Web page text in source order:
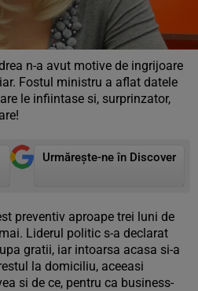
n-a avut motive de ingrijoare
Fostul ministru a aflat datele
le infiintase si, surprinzator,
Urmărește-ne în Discover
preventiv aproape trei luni de
Liderul politic s-a declarat
gratii, iar intoarsa acasa si-a
la domiciliu, aceeasi
si de ce, pentru ca business-